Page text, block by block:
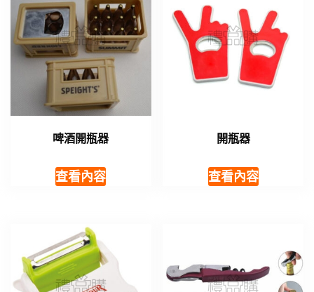
啤酒開瓶器
查看內容
開瓶器
查看內容